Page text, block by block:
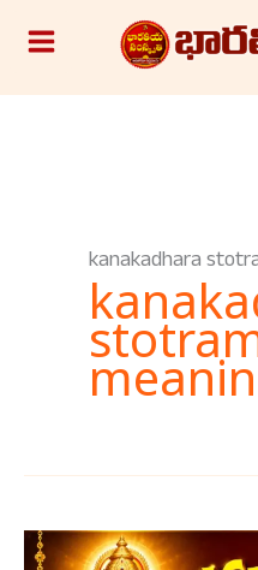
kanakadhara
కనకధారా
e
a